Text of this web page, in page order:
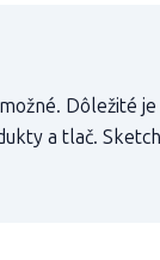
Dôležité
a tlač.